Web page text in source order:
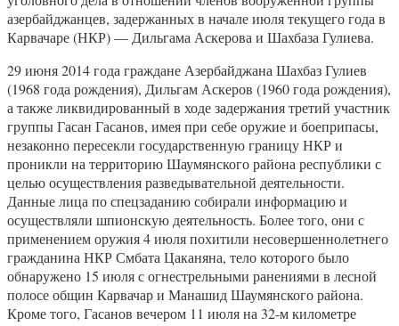
азербайджанцев, задержанных в начале июля текущего года в
Карвачаре (НКР) — Дильгама Аскерова и Шахбаза Гулиева.
29 июня 2014 года граждане Азербайджана Шахбаз Гулиев
(1968 года рождения), Дильгам Аскеров (1960 года рождения),
а также ликвидированный в ходе задержания третий участник
группы Гасан Гасанов, имея при себе оружие и боеприпасы,
незаконно пересекли государственную границу НКР и
проникли на территорию Шаумянского района республики с
целью осуществления разведывательной деятельности.
Данные лица по спецзаданию собирали информацию и
осуществляли шпионскую деятельность. Более того, они с
применением оружия 4 июля похитили несовершеннолетнего
гражданина НКР Смбата Цаканяна, тело которого было
обнаружено 15 июля с огнестрельными ранениями в лесной
полосе общин Карвачар и Манашид Шаумянского района.
Кроме того, Гасанов вечером 11 июля на 32-м километре